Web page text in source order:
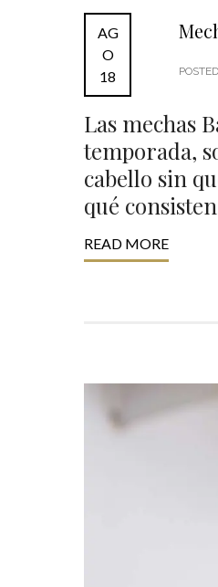
AG
O
18
Las mechas
temporada,
cabello sin
qué
READ MORE